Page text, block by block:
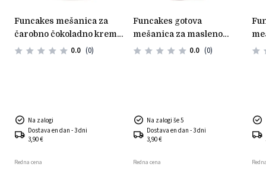
funcakes mešanica za
čarobno čokoladno kremo
– 450 g
0.0 (0)
Na zalogi
Dostava en dan - 3 dni
3,90 €
Redna cena
funcakes gotova
mešanica za masleno
kremo 1kg
0.0 (0)
Na zalogi še 5
Dostava en dan - 3 dni
3,90 €
Redna cena
funcakes gotova